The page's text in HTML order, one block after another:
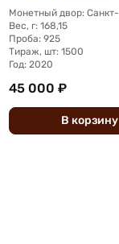
Вес, г: 168,15
Проба: 925
Тираж, шт: 1500
Год: 2020
45 000 ₽
В корзину